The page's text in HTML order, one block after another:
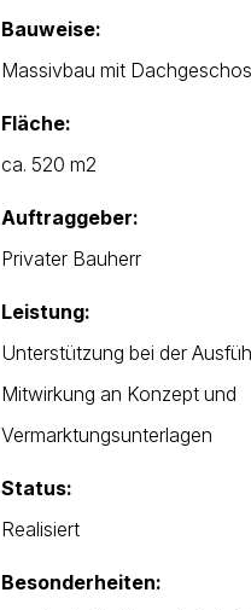
Bauweise:
Massivbau mit
Fläche:
ca. 520 m2
Auftraggeber:
Privater Bauherr
Leistung:
Unterstützung bei der
Mitwirkung an Konzept und
Vermarktungsunterlagen
Status:
Realisiert
Besonderheiten: